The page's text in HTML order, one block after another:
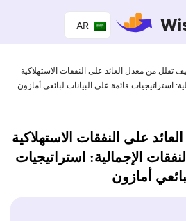
AR
معدل العائد على النفقات الاستهلاكية
قائمة على البيانات لبائعي أمازون
النفقات الاستهلاكية
استراتيجيات
أمازون